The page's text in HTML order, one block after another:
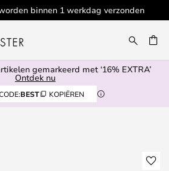
binnen 1 werkdag verzonden
gemarkeerd met ‘16% EXTRA’
Ontdek nu
BEST KOPIËREN